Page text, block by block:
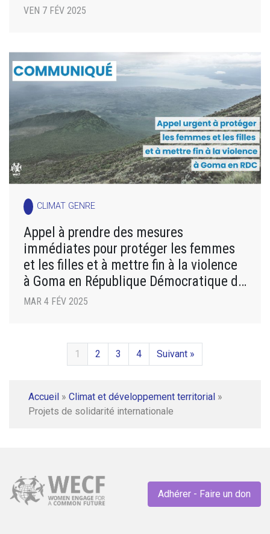
VEN 7 FÉV 2025
CLIMAT GENRE
Appel à prendre des mesures
immédiates pour protéger les femmes
et les filles et à mettre fin à la violence
à Goma en République Démocratique du
Congo
MAR 4 FÉV 2025
1 2 3 4 Suivant »
Accueil » Climat et développement territorial »
Projets de solidarité internationale
Adhérer - Faire un don